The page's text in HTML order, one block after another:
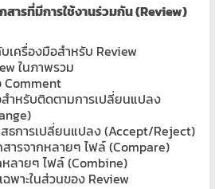
สารที่มีการใช้งานร่วมกัน (Review)
เครื่องมือสำหรับ Review
ในภาพรวม
Comment
สำหรับติดตามการเปลี่ยนแปลง
ธการเปลี่ยนแปลง (Accept/Reject)
สารจากหลายๆ ไฟล์ (Compare)
หลายๆ ไฟล์ (Combine)
พาะในส่วนของ Review